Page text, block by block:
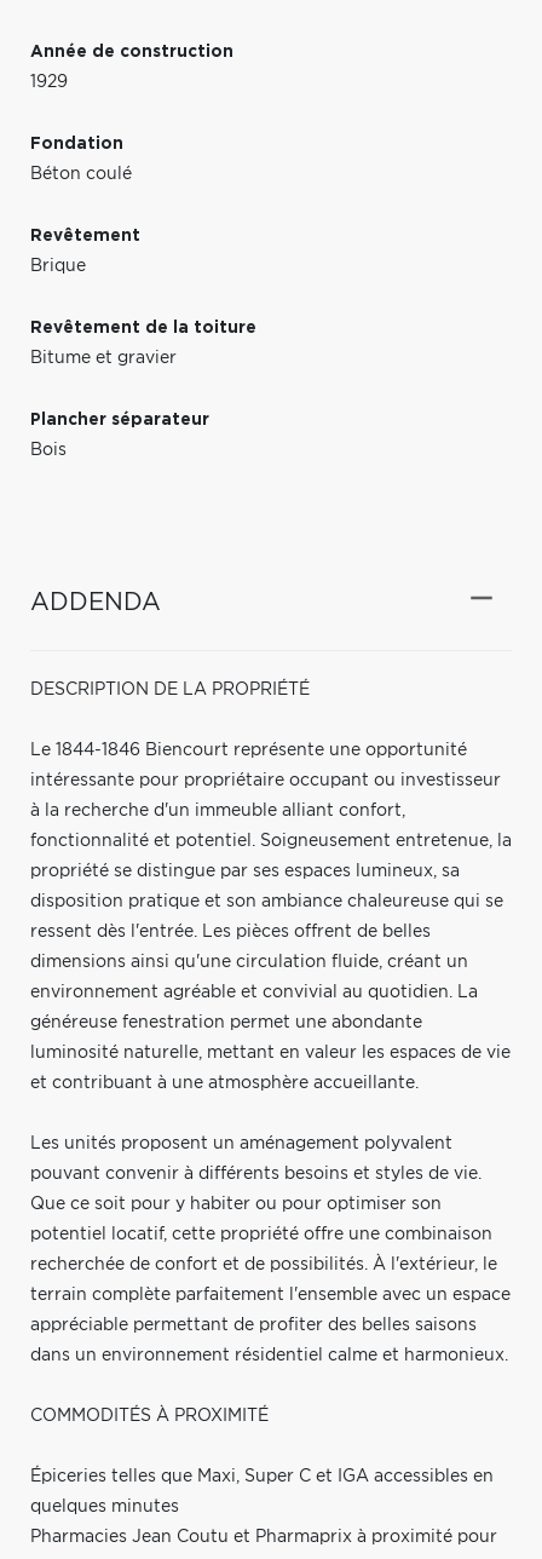
Année de construction
1929
Fondation
Béton coulé
Revêtement
Brique
Revêtement de la toiture
Bitume et gravier
Plancher séparateur
Bois
ADDENDA
DESCRIPTION DE LA PROPRIÉTÉ
Le 1844-1846 Biencourt représente une opportunité
intéressante pour propriétaire occupant ou investisseur
à la recherche d'un immeuble alliant confort,
fonctionnalité et potentiel. Soigneusement entretenue, la
propriété se distingue par ses espaces lumineux, sa
disposition pratique et son ambiance chaleureuse qui se
ressent dès l'entrée. Les pièces offrent de belles
dimensions ainsi qu'une circulation fluide, créant un
environnement agréable et convivial au quotidien. La
généreuse fenestration permet une abondante
luminosité naturelle, mettant en valeur les espaces de vie
et contribuant à une atmosphère accueillante.
Les unités proposent un aménagement polyvalent
pouvant convenir à différents besoins et styles de vie.
Que ce soit pour y habiter ou pour optimiser son
potentiel locatif, cette propriété offre une combinaison
recherchée de confort et de possibilités. À l'extérieur, le
terrain complète parfaitement l'ensemble avec un espace
appréciable permettant de profiter des belles saisons
dans un environnement résidentiel calme et harmonieux.
COMMODITÉS À PROXIMITÉ
Épiceries telles que Maxi, Super C et IGA accessibles en
quelques minutes
Pharmacies Jean Coutu et Pharmaprix à proximité pour